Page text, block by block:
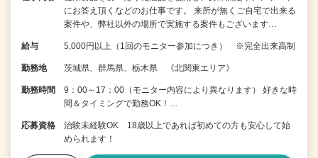
にお答え頂くなどのお仕事です。 来所が無くご自宅で出来る
案件や、弊社以外の場所で実施する案件もございます…
給与 5,000円以上（1回のモニター参加につき） ※完全出来高制
勤務地 茨城県、群馬県、栃木県 《北関東エリア》
勤務時間
9：00～17：00（モニター内容により異なります） 好きな時
間＆タイミングで勤務OK！…
応募資格
治験未経験OK 18歳以上であれば初めての方も安心して始
められます！